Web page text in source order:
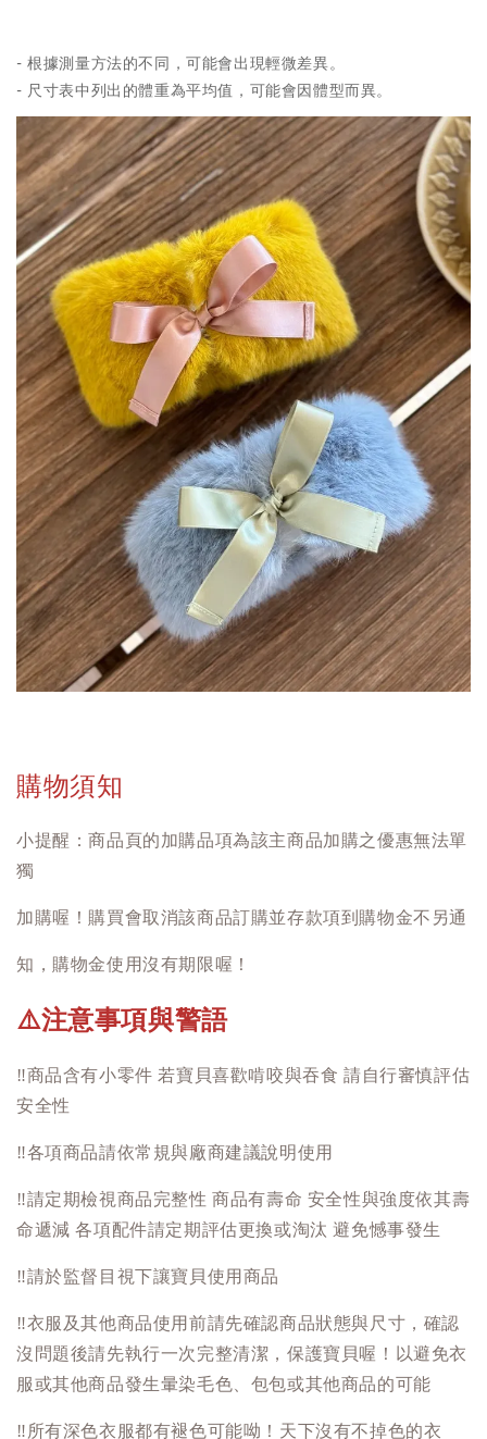
- 根據測量方法的不同，可能會出現輕微差異。
- 尺寸表中列出的體重為平均值，可能會因體型而異。
購物須知
小提醒：商品頁的加購品項為該主商品加購之優惠無法單
獨
加購喔！購買會取消該商品訂購並存款項到購物金不另通
知，購物金使用沒有期限喔！
⚠️注意事項與警語
‼️商品含有小零件 若寶貝喜歡啃咬與吞食 請自行審慎評估
安全性
‼️各項商品請依常規與廠商建議說明使用
‼️請定期檢視商品完整性 商品有壽命 安全性與強度依其壽
命遞減 各項配件請定期評估更換或淘汰 避免憾事發生
‼️請於監督目視下讓寶貝使用商品
‼️衣服及其他商品使用前請先確認商品狀態與尺寸，確認
沒問題後請先執行一次完整清潔，保護寶貝喔！以避免衣
服或其他商品發生暈染毛色、包包或其他商品的可能
‼️ 所有深色衣服都有褪色可能呦！天下沒有不掉色的衣